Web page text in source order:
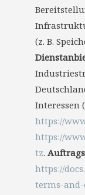
(z. B.
Interessen
https://
https://
tz.
https://
terms-